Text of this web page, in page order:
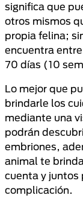
significa que
otros mismos
propia felina;
encuentra
70 días (10
Lo mejor que
brindarle los
mediante una
podrán
embriones,
animal te
cuenta y juntos
complicación.